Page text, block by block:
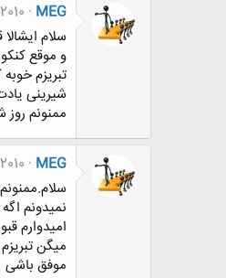
MEG
سلام
و موقع
تبریزم خوبه
شیرینی
ممنونم
MEG
سلام.ممنونم
نمیدونم
امیدوارم
میگن
موفق باشی